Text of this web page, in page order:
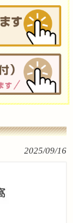
2025/09/16